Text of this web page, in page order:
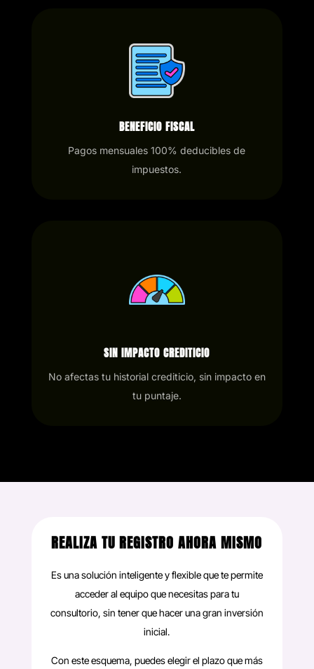
BENEFICIO FISCAL
Pagos mensuales 100% deducibles de
impuestos.
SIN IMPACTO CREDITICIO
No afectas tu historial crediticio, sin impacto en
tu puntaje.
REALIZA TU REGISTRO AHORA MISMO
Es una solución inteligente y flexible que te permite
acceder al equipo que necesitas para tu
consultorio, sin tener que hacer una gran inversión
inicial.
Con este esquema, puedes elegir el plazo que más